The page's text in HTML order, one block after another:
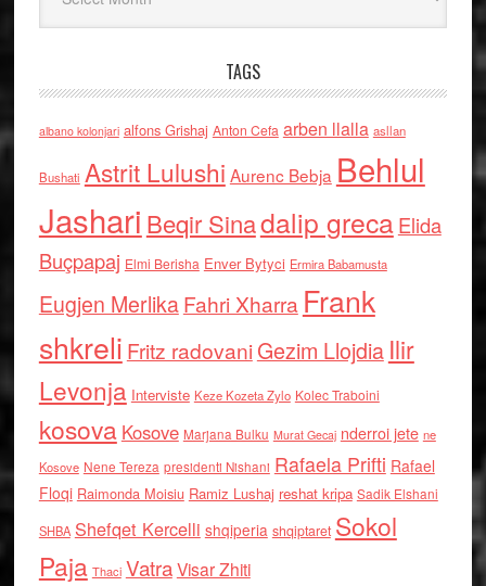
TAGS
albano kolonjari alfons Grishaj Anton Cefa arben llalla asllan
Bushati Astrit Lulushi Aurenc Bebja Behlul
Jashari Beqir Sinadalip grecaElida
Buçpapaj Elmi Berisha Enver Bytyci Ermira Babamusta
Eugjen MerlikaFahri Xharra Frank
shkreli Fritz radovaniGezim Llojdia Ilir
Levonja Interviste Keze Kozeta Zylo Kolec Traboini
kosova Kosove Marjana Bulku Murat Gecaj nderroi jete ne
Kosove Nene Tereza presidenti Nishani Rafaela Prifti Rafael
Floqi Raimonda Moisiu Ramiz Lushaj reshat kripa Sadik Elshani
SHBA Shefqet Kercelli shqiperia shqiptaret Sokol
Paja Thaci VatraVisar Zhiti